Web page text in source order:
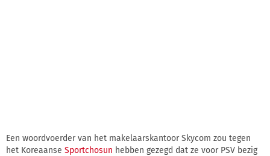
Een woordvoerder van het makelaarskantoor Skycom zou tegen
het Koreaanse Sportchosun hebben gezegd dat ze voor PSV bezig